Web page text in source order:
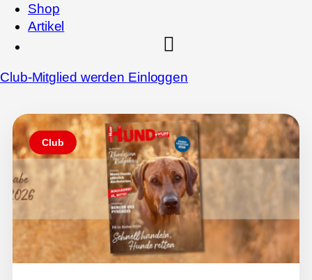
Shop
Artikel
Club-Mitglied werden Einloggen
Club